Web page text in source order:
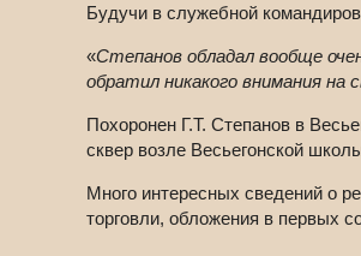
Будучи в служебной
«Степанов обладал вообще
обратил никакого внимания на
Похоронен Г.Т. Степанов в
сквер возле Весьегонской
Много интересных сведений о
торговли, обложения в первых